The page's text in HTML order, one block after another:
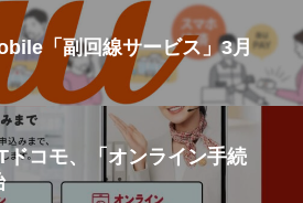
「副回線サービス」3月
コモ、「オンライン手続